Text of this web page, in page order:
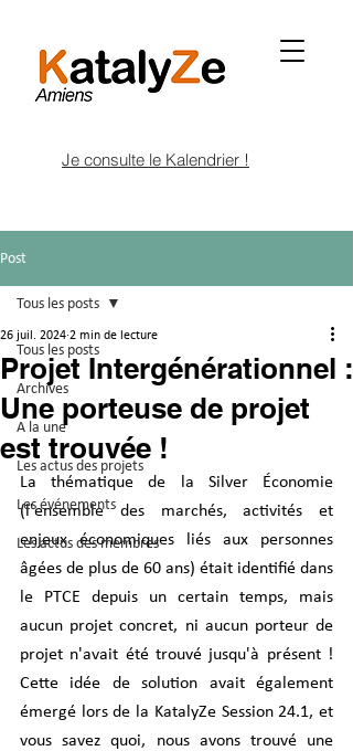
Je consulte le Kalendrier !
Post
Tous les posts
Archives
A la une
Les actus des projets
Les événements
Les actus des membres
Tous les posts
Projet Intergénérationnel :
Une porteuse de projet
est trouvée !
26 juil. 2024 2 min de lecture
La thématique de la Silver Économie
(l'ensemble des marchés, activités et
enjeux économiques liés aux personnes
âgées de plus de 60 ans) était identifié dans
le PTCE depuis un certain temps, mais
aucun projet concret, ni aucun porteur de
projet n'avait été trouvé jusqu'à présent !
Cette idée de solution avait également
émergé lors de la KatalyZe Session 24.1, et
vous savez quoi, nous avons trouvé une